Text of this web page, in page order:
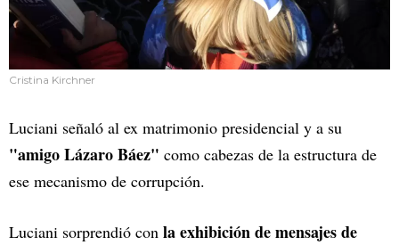
Cristina Kirchner
Luciani señaló al ex matrimonio presidencial y a su
"amigo Lázaro Báez" como cabezas de la estructura de
ese mecanismo de corrupción.
Luciani sorprendió con la exhibición de mensajes de